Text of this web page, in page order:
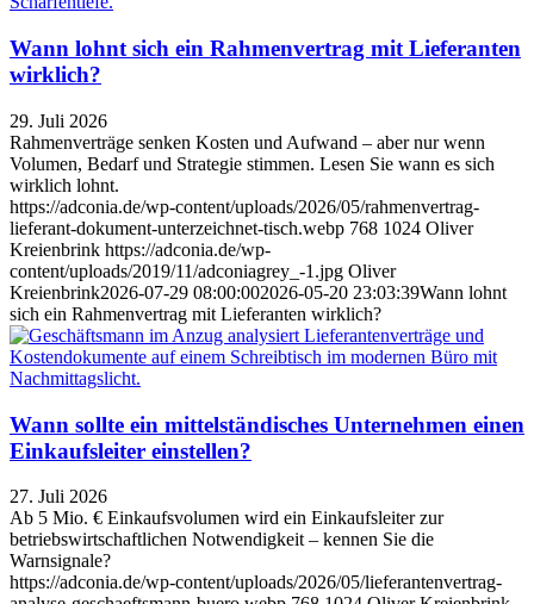
Wann lohnt sich ein Rahmenvertrag mit Lieferanten
wirklich?
29. Juli 2026
Rahmenverträge senken Kosten und Aufwand – aber nur wenn
Volumen, Bedarf und Strategie stimmen. Lesen Sie wann es sich
wirklich lohnt.
https://adconia.de/wp-content/uploads/2026/05/rahmenvertrag-
lieferant-dokument-unterzeichnet-tisch.webp 768 1024 Oliver
Kreienbrink https://adconia.de/wp-
content/uploads/2019/11/adconiagrey_-1.jpg Oliver
Kreienbrink2026-07-29 08:00:002026-05-20 23:03:39Wann lohnt
sich ein Rahmenvertrag mit Lieferanten wirklich?
Wann sollte ein mittelständisches Unternehmen einen
Einkaufsleiter einstellen?
27. Juli 2026
Ab 5 Mio. € Einkaufsvolumen wird ein Einkaufsleiter zur
betriebswirtschaftlichen Notwendigkeit – kennen Sie die
Warnsignale?
https://adconia.de/wp-content/uploads/2026/05/lieferantenvertrag-